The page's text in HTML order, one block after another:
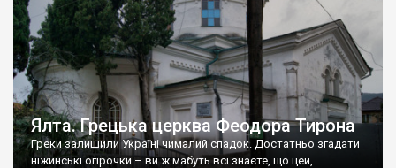
Ялта. Грецька церква Феодора Тирона
Греки залишили Україні чималий спадок. Достатньо згадати
ніжинські огірочки – ви ж мабуть всі знаєте, що цей,